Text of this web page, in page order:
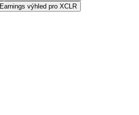
Earnings výhled pro XCLR